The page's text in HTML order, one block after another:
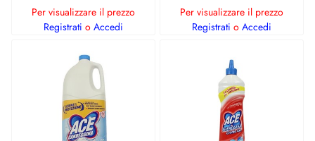
Per visualizzare il prezzo
Registrati o Accedi
Per visualizzare il prezzo
Registrati o Accedi